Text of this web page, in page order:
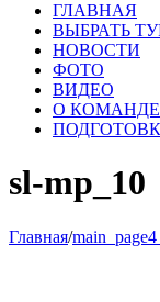
ГЛАВНАЯ
ВЫБРАТЬ
НОВОСТИ
ФОТО
ВИДЕО
О КОМАНДЕ
sl-mp_10
Главная/